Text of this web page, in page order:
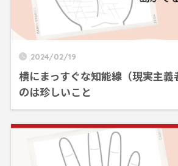
2024/02/19
横にまっすぐな知能線（現実主義
のは珍しいこと